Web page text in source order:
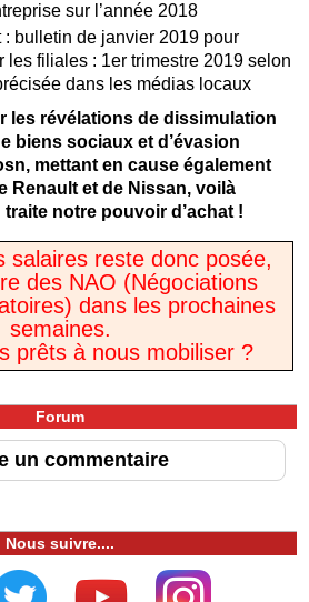
sur l’année 2018
: bulletin de janvier 2019 pour
les filiales : 1er trimestre 2019 selon
dans les médias locaux
les révélations de dissimulation
biens sociaux et d’évasion
mettant en cause également
Renault et de Nissan, voilà
notre pouvoir d’achat !
salaires reste donc posée,
des NAO (Négociations
dans les prochaines
semaines.
prêts à nous mobiliser ?
Forum
un commentaire
Nous suivre....